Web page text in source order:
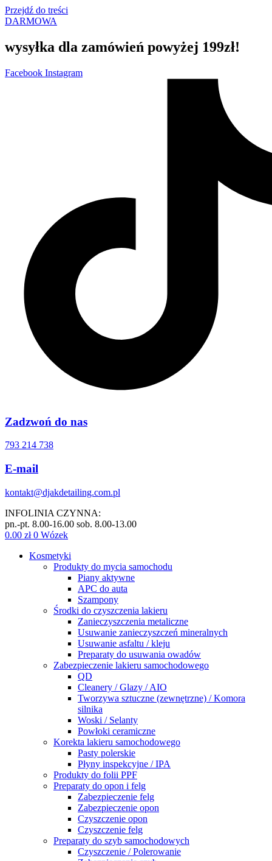
Przejdź do treści
DARMOWA
wysyłka dla zamówień powyżej 199zł!
Facebook Instagram
Zadzwoń do nas
793 214 738
E-mail
kontakt@djakdetailing.com.pl
INFOLINIA CZYNNA:
pn.-pt. 8.00-16.00 sob. 8.00-13.00
0.00 zł 0 Wózek
Kosmetyki
Produkty do mycia samochodu
Piany aktywne
APC do auta
Szampony
Środki do czyszczenia lakieru
Zanieczyszczenia metaliczne
Usuwanie zanieczyszczeń mineralnych
Usuwanie asfaltu / kleju
Preparaty do usuwania owadów
Zabezpieczenie lakieru samochodowego
QD
Cleanery / Glazy / AIO
Tworzywa sztuczne (zewnętrzne) / Komora
silnika
Woski / Selanty
Powłoki ceramiczne
Korekta lakieru samochodowego
Pasty polerskie
Płyny inspekcyjne / IPA
Produkty do folii PPF
Preparaty do opon i felg
Zabezpieczenie felg
Zabezpieczenie opon
Czyszczenie opon
Czyszczenie felg
Preparaty do szyb samochodowych
Czyszczenie / Polerowanie